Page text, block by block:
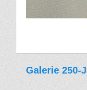
Galerie 250-